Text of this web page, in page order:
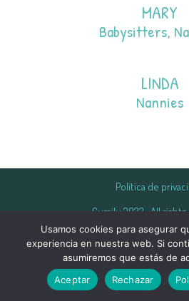
MARY
Babysitters,
LINDA
Nannies
Política de
Gumilu 2023 · All
Usamos cookies para asegurar
experiencia en nuestra web. Si
asumiremos que estás de
Aceptar
Rechazar